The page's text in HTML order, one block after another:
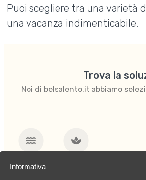
Puoi scegliere tra una varietà
una vacanza indimenticabile.
Trova la
Noi di belsalento.it abbiamo
Mare
Informativa